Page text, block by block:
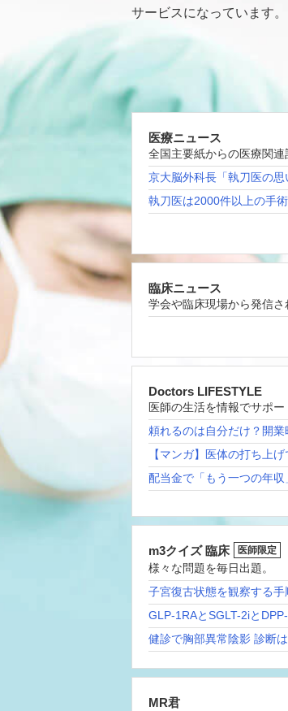
サービスになっています。
医療ニュース
全国主要紙からの医療関連
京大脳外科長「執刀医の思
執刀医は2000件以上の手
臨床ニュース
学会や臨床現場から発信さ
Doctors LIFESTYLE
医師の生活を情報でサポー
頼れるのは自分だけ？開
【マンガ】医体の打ち上
配当金で「もう一つの年収
m3クイズ 臨床 医師限定
様々な問題を毎日出題。
子宮復古状態を観察する手
GLP-1RAとSGLT-2iと
健診で胸部異常陰影 診断は
MR君